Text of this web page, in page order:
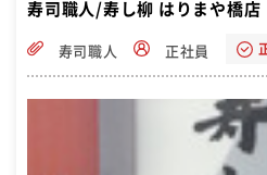
寿司職人/寿し柳 はりまや橋店
寿司職人 正社員